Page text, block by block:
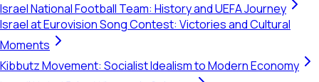
Israel National Football Team: History and UEFA Journey
Israel at Eurovision Song Contest: Victories and Cultural
Moments
Kibbutz Movement: Socialist Idealism to Modern Economy